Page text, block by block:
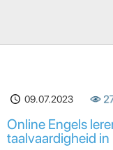
09.07.2023
Online Engels
taalvaardigheid in